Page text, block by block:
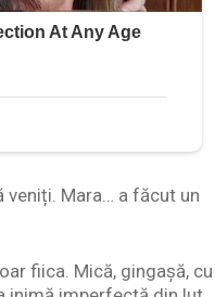
Mara… a făcut un
fiica. Mică, gingașă, cu